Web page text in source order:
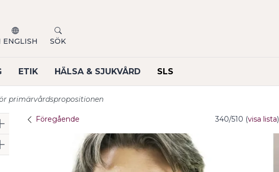
ETIK HÄLSA & SJUKVÅRD SLS
ENGLISH SÖK
primärvårdspropositionen
Göm undermeny
Göm undermeny
Föregående 340/510 (visa lista)